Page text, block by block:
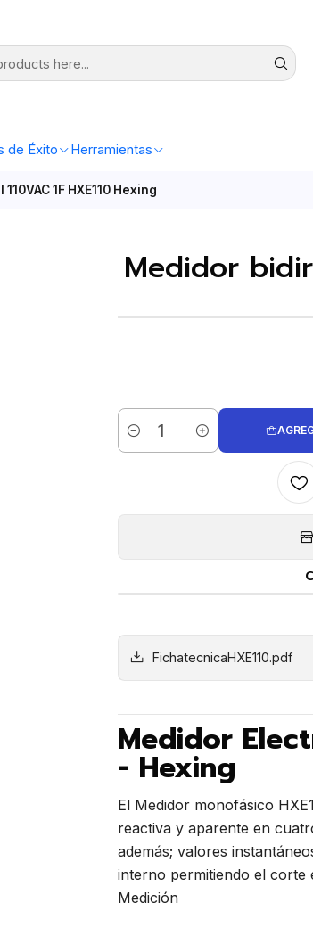
de Éxito Herramientas
1F HXE110 Hexing
Medidor
Cantidad
FichatecnicaHXE110.pdf
Medidor
- Hexing
El Medidor monofásico
reactiva y aparente en
además; valores
interno permitiendo el
Medición